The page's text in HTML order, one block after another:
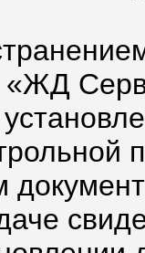
«ЖД